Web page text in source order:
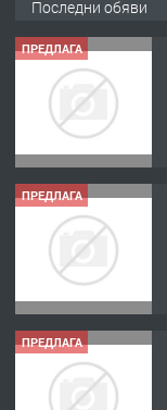
Последни обяви
ПРЕДЛАГА
ПРЕДЛАГА
ПРЕДЛАГА